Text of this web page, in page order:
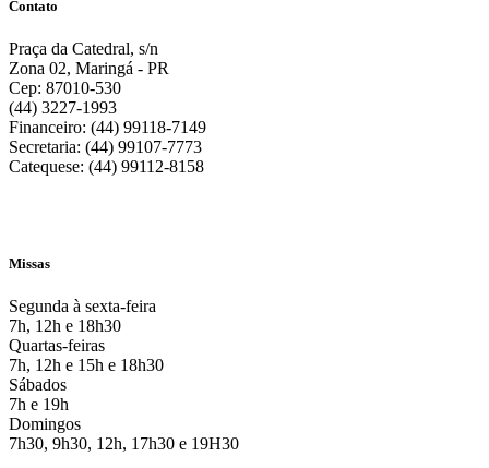
Contato
Praça da Catedral, s/n
Zona 02, Maringá - PR
Cep: 87010-530
(44) 3227-1993
Financeiro: (44) 99118-7149
Secretaria: (44) 99107-7773
Catequese: (44) 99112-8158
Missas
Segunda à sexta-feira
7h, 12h e 18h30
Quartas-feiras
7h, 12h e 15h e 18h30
Sábados
7h e 19h
Domingos
7h30, 9h30, 12h, 17h30 e 19H30